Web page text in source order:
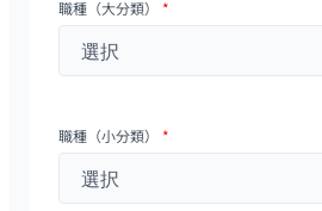
職種（大分類） *
職種（小分類） *